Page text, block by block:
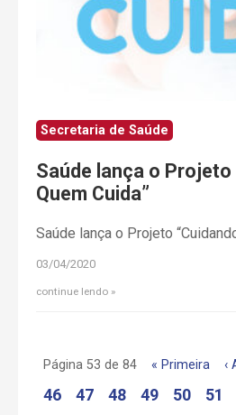
Secretaria de Saúde
Saúde lança o Projeto
Quem Cuida”
Saúde lança o Projeto
03/04/2020
continue lendo
Página 53 de 84 « Primeira ‹
46
47 48 49 50 51